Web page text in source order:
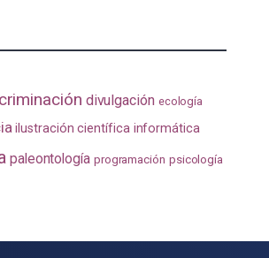
divulgación ecología
ilustración científica informática
paleontología programación psicología